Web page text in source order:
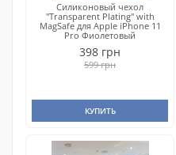
Силиконовый чехол
"Transparent Plating" with
MagSafe для Apple iPhone 11
Pro Фиолетовый
398 грн
599 грн
КУПИТЬ